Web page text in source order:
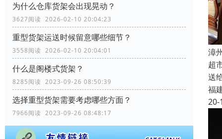
为什么仓库货架会出现晃动？
3627阅读 2026-02-10 20:04:23
重型货架运送时候留意哪些细节？
3558阅读 2026-02-10 20:04:01
什么是阁楼式货架？
8285阅读 2023-09-26 08:50:39
选择重型货架需要考虑哪些方面？
7966阅读 2023-09-26 08:48:17
漳
超
送
福
20-